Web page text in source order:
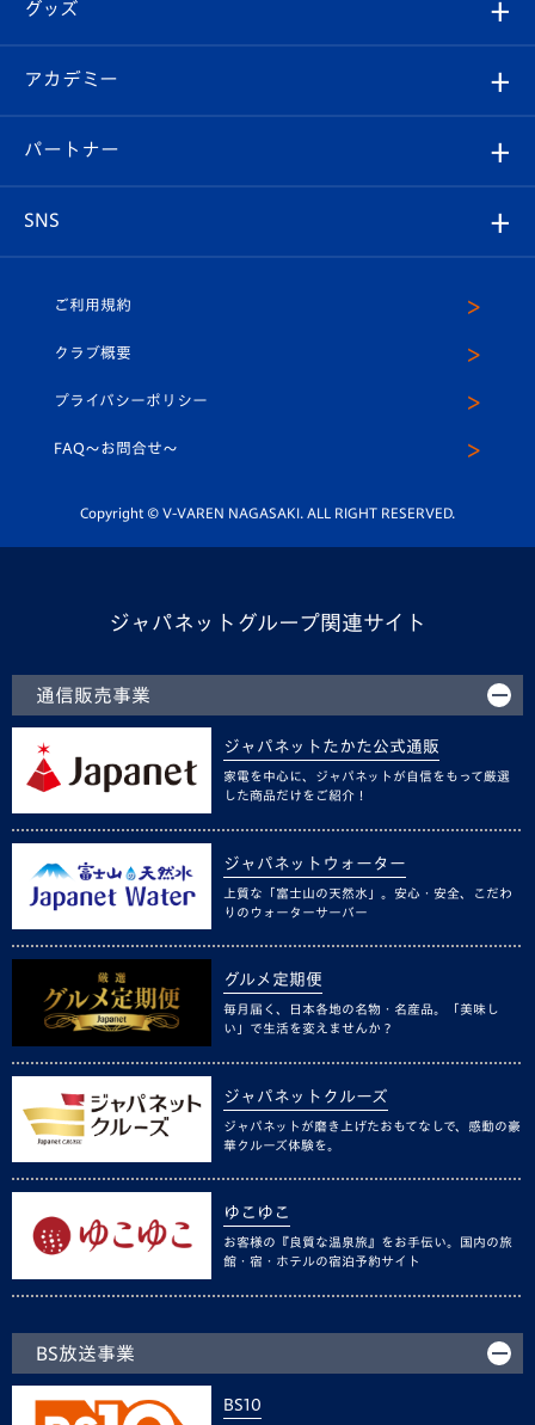
チケット
イベント
メディア
ホームタウン
スタッフプロフィール
マスコット紹介
平和祈念活動
ホームタウン活動
Revive Team
ヴィヴィくんの長崎おもてなしガイド
フォトギャラリー
スタジアムグルメ
V-LOVERS（ファンクラブ）
プレイヤーズスイート
グッズ
オンラインショップ
店舗情報
アカデミー
育成からのお知らせ
U-18
スクール
パートナー
SNS
ヴィヴィくんインスタグラム
公式LINE＠
ご利用規約
クラブ概要
プライバシーポリシー
FAQ〜お問合せ〜
Copyright © V-VAREN NAGASAKI. ALL RIGHT RESERVED.
ジャパネットグループ関連サイト
通信販売事業
ジャパネットたかた公式通販
家電を中心に、ジャパネットが自信をもって厳選
した商品だけをご紹介！
ジャパネットウォーター
上質な「富士山の天然水」。安心・安全、こだわ
りのウォーターサーバー
グルメ定期便
毎月届く、日本各地の名物・名産品。「美味し
い」で生活を変えませんか？
ジャパネットクルーズ
ジャパネットが磨き上げたおもてなしで、感動の豪
華クルーズ体験を。
ゆこゆこ
お客様の『良質な温泉旅』をお手伝い。国内の旅
館・宿・ホテルの宿泊予約サイト
BS放送事業
BS10